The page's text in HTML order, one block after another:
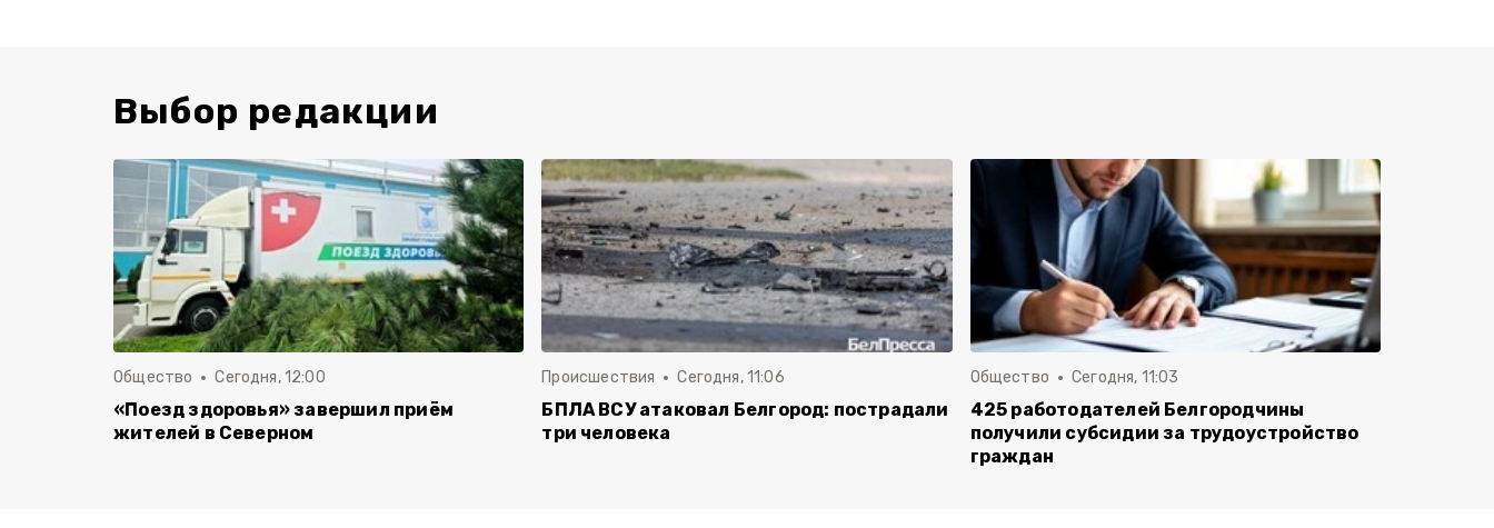
Выбор редакции
Общество Сегодня, 12:00
«Поезд здоровья» завершил приём
жителей в Северном
Происшествия Сегодня, 11:06
БПЛА ВСУ атаковал Белгород: пострадали
три человека
Общество Сегодня, 11:03
425 работодателей Белгородчины
получили субсидии за трудоустройство
граждан